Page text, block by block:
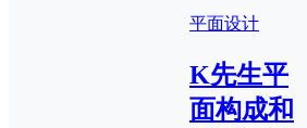
平面设计
K先生平
面构成和